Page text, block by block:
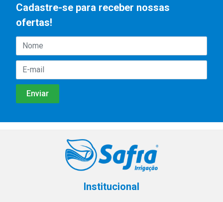
Cadastre-se para receber nossas
ofertas!
Institucional